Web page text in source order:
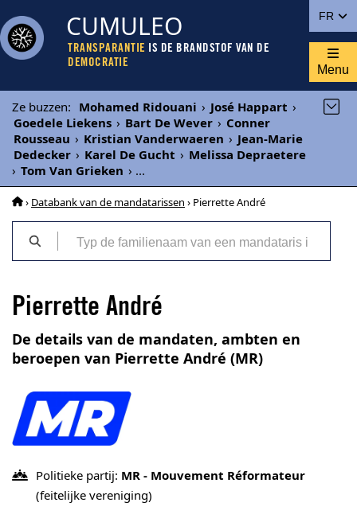
FR
CUMULEO
TRANSPARANTIE IS DE BRANDSTOF VAN DE
DEMOCRATIE
Menu
Ze buzzen: Mohamed Ridouani › José Happart ›
Goedele Liekens › Bart De Wever › Conner
Rousseau › Kristian Vanderwaeren › Jean-Marie
Dedecker › Karel De Gucht › Melissa Depraetere
› Tom Van Grieken › ...
› Databank van de mandatarissen › Pierrette André
Pierrette André
De details van de mandaten, ambten en
beroepen van Pierrette André (MR)
Politieke partij: MR - Mouvement Réformateur
(feitelijke vereniging)